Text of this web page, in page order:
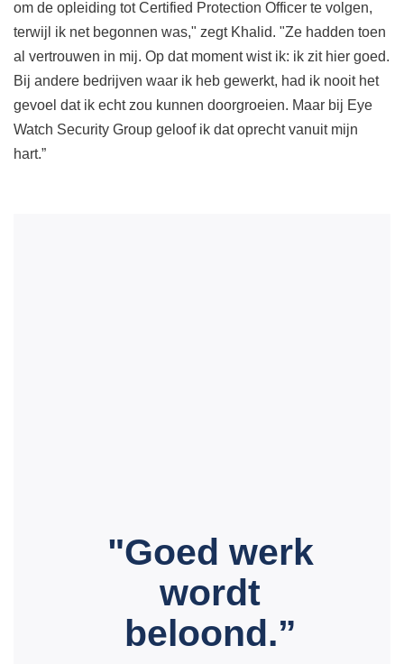
om de opleiding tot Certified Protection Officer te volgen,
terwijl ik net begonnen was," zegt Khalid. "Ze hadden toen
al vertrouwen in mij. Op dat moment wist ik: ik zit hier goed.
Bij andere bedrijven waar ik heb gewerkt, had ik nooit het
gevoel dat ik echt zou kunnen doorgroeien. Maar bij Eye
Watch Security Group geloof ik dat oprecht vanuit mijn
hart.”
"Goed werk
wordt
beloond.”